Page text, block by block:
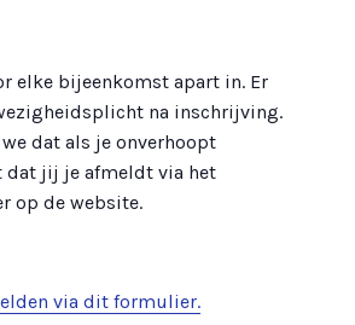
elke bijeenkomst apart in. Er
na inschrijving.
dat als je onverhoopt
dat jij je afmeldt via het
op de website.
via dit formulier.